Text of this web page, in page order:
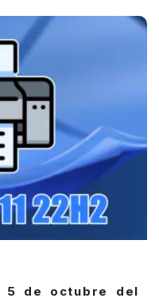
5 de octubre del